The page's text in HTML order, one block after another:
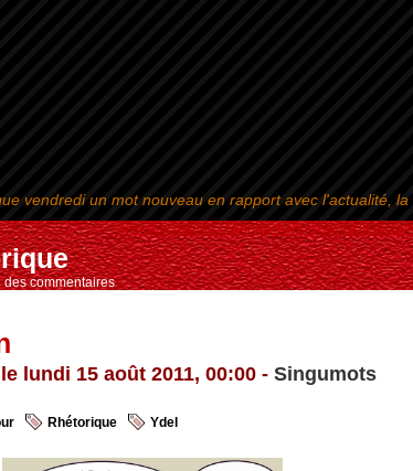
Aller au contenu|Aller au menu|Aller à la
des commentaires
le lundi 15 août 2011, 00:00 - Singumots
Rhétorique Ydel
vendredi un mot nouveau en rapport avec l'actualité,